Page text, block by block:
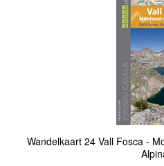
Wandelkaart 24 Vall Fosca -